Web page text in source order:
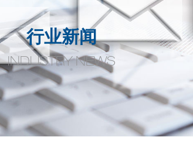
行业新闻
INDUSTRY NEWS